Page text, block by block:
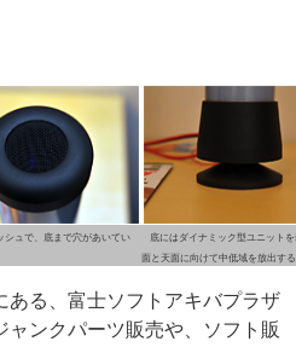
シュで、底まで穴があいてい
底にはダイナミック型ユニット
面と天面に向けて中低域を放出する
る、富士ソフトアキバプラザ
ンクパーツ販売や、ソフト販